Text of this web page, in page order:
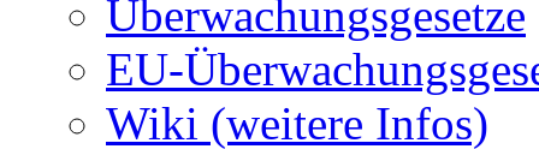
Überwachungsgesetze
EU-
Wiki (weitere Infos)